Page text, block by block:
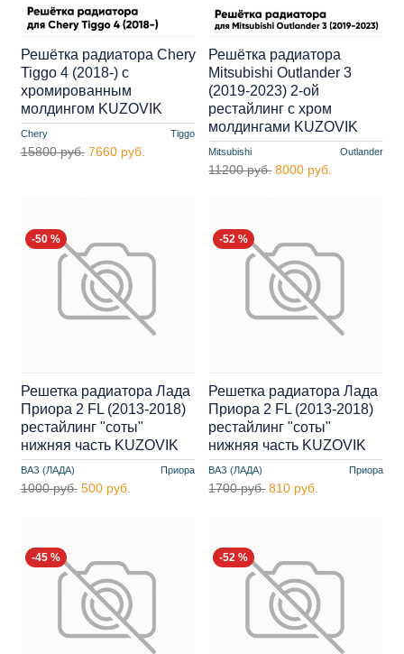
Chery Tiggo
Решётка радиатора Chery
Tiggo 4 (2018-) с
хромированным
молдингом KUZOVIK
15800 руб. 7660 руб. Mitsubishi Outlander
Решётка радиатора
Mitsubishi Outlander 3
(2019-2023) 2-ой
рестайлинг с хром
молдингами KUZOVIK
11200 руб. 8000 руб.
-50 %
ВАЗ (ЛАДА) Приора
Решетка радиатора Лада
Приора 2 FL (2013-2018)
рестайлинг "соты"
нижняя часть KUZOVIK
1000 руб. 500 руб.
-52 %
ВАЗ (ЛАДА) Приора
Решетка радиатора Лада
Приора 2 FL (2013-2018)
рестайлинг "соты"
нижняя часть KUZOVIK
1700 руб. 810 руб.
-45 % -52 %